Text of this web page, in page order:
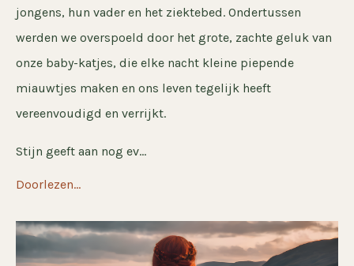
jongens, hun vader en het ziektebed. Ondertussen
werden we overspoeld door het grote, zachte geluk van
onze baby-katjes, die elke nacht kleine piepende
miauwtjes maken en ons leven tegelijk heeft
vereenvoudigd en verrijkt.
Stijn geeft aan nog ev...
Doorlezen...